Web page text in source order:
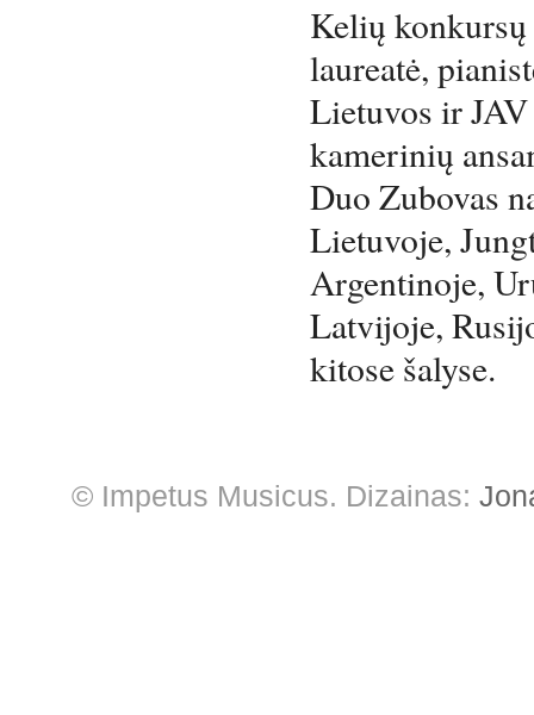
Kelių
laureatė,
Lietuvos ir
kamerinių
Duo Zubovas
Lietuvoje,
Argentinoje,
Latvijoje,
kitose šalyse.
© Impetus Musicus. Dizainas: